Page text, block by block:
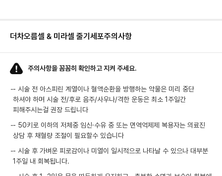
더차오름셀 & 미라셀 줄기세포주의사항
주의사항을 꼼꼼히 확인하고 지켜 주세요.
-- 시술 전 아스피린 계열이나 혈액순환을 방행하는 약물은 미리 중단
하셔야 하며 시술 전/후로 음주/사우나/격한 운동은 최소 1주일간
-- 50키로 이하의 저체중 임신·수유 중 또는 면역억제제 복용자는 의료진
상담 후 채혈량 조절이 필요할수 있습니다
-- 시술 후 가벼운 피로감이나 미열이 일시적으로 나타날 수 있으나 대부분
1주일 내 회복됩니다.